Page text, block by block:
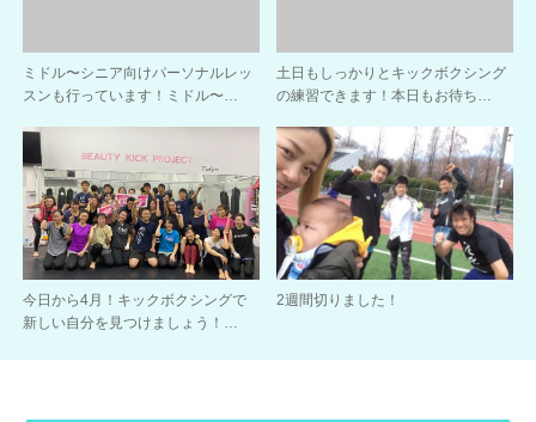
ミドル〜シニア向けパーソナルレッ
スンも行っています！ミドル〜…
土日もしっかりとキックボクシング
の練習できます！本日もお待ち…
今日から4月！キックボクシングで
新しい自分を見つけましょう！…
2週間切りました！